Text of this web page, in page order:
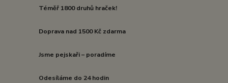
Téměř 1800 druhů hraček!
Doprava nad 1500 Kč zdarma
Jsme pejskaři – poradíme
Odesíláme do 24 hodin